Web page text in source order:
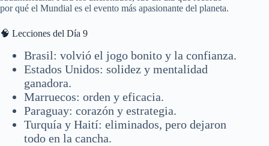
por qué el Mundial es el evento más apasionante del planeta.
🧠 Lecciones del Día 9
Brasil: volvió el jogo bonito y la confianza.
Estados Unidos: solidez y mentalidad
ganadora.
Marruecos: orden y eficacia.
Paraguay: corazón y estrategia.
Turquía y Haití: eliminados, pero dejaron
todo en la cancha.